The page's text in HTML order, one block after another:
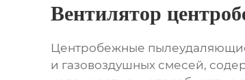
Вентилятор
Центробежные
и газовоздушных смесей,